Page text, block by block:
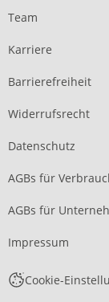
Team
Karriere
Barrierefreiheit
Widerrufsrecht
Datenschutz
AGBs für
AGBs für
Impressum
Cookie-